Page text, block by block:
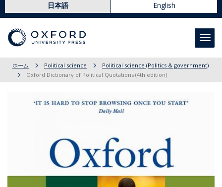
日本語 English
ホーム Political science
Political science (Politics & government)
Oxford Dictionary of Political Quotations (4th edition)